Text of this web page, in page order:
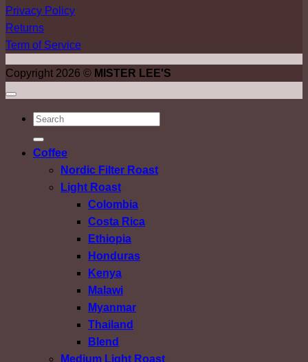
Privacy Policy
Returns
Term of Service
Copyright 2026 © MISTER LEE'S
ค้นหา:
Coffee
Nordic Filter Roast
Light Roast
Colombia
Costa Rica
Ethiopia
Honduras
Kenya
Malawi
Myanmar
Thailand
Blend
Medium Light Roast